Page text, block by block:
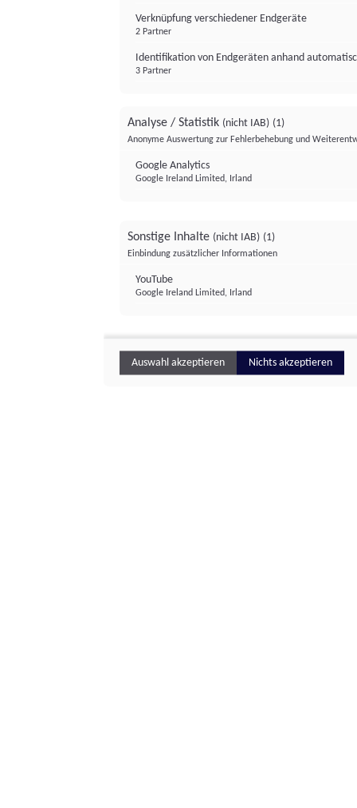
Verknüpfung verschiedener Endgeräte
2 Partner
Identifikation von Endgeräten anhand
3 Partner
Analyse / Statistik (nicht IAB) (1)
Anonyme Auswertung zur Fehlerbehebung und
Google Analytics
Google Ireland Limited, Irland
Sonstige Inhalte (nicht IAB) (1)
Einbindung zusätzlicher Informationen
YouTube
Google Ireland Limited, Irland
Auswahl akzeptieren Nichts akzeptieren